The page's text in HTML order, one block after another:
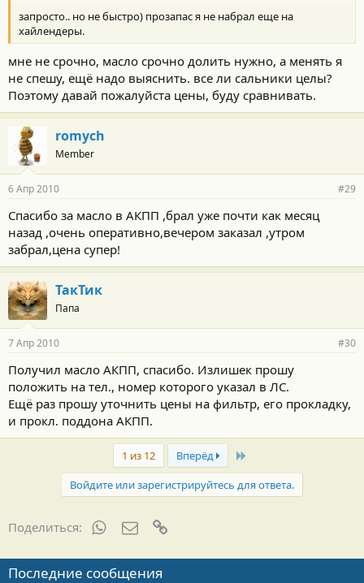
запросто.. но не быстро) прозапас я не набрал еще на
хайлендеры.
мне не срочно, масло срочно долить нужно, а менять я
не спешу, ещё надо выяснить. все ли сальники целы?
Поэтому давай пожалуйста цены, буду сравнивать.
romych
Member
6 Апр 2010 #29
Спасибо за масло в АКПП ,брал уже почти как месяц
назад ,очень оперативно,вечером заказал ,утром
забрал,цена супер!
ТакТик
Папа
7 Апр 2010 #30
Получил масло АКПП, спасибо. Излишек прошу
положить на тел., номер которого указал в ЛС.
Ещё раз прошу уточнить цены на фильтр, его прокладку,
и прокл. поддона АКПП.
1 из 12 Вперёд
Войдите или зарегистрируйтесь для ответа.
Поделиться: WhatsAppЭлектронная почта
Последние сообщения